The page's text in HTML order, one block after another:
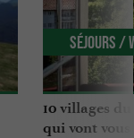
10 villages
qui vont vous
Séjours /